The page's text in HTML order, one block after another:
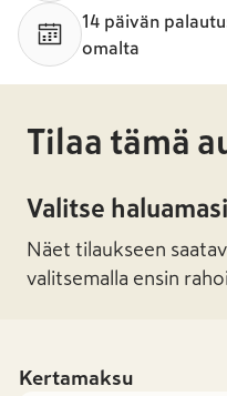
14 päivän
omalta
Tilaa tämä
Valitse
Näet tilaukseen
valitsemalla ensin
Kertamaksu